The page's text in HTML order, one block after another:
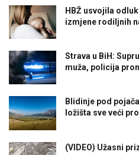
HBŽ usvojila
izmjene rodiljnih
Strava u BiH:
muža, policija
Blidinje pod
ložišta sve veći
(VIDEO) Užasni